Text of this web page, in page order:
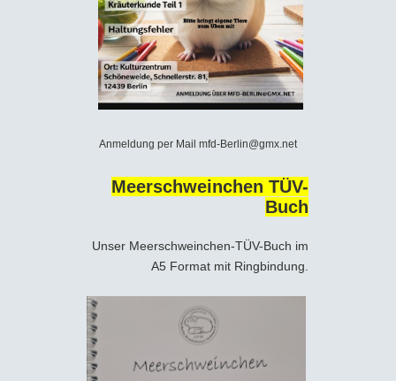
Anmeldung per Mail mfd-Berlin@gmx.net
Meerschweinchen TÜV-
Buch
Unser Meerschweinchen-TÜV-Buch im
A5 Format mit Ringbindung.